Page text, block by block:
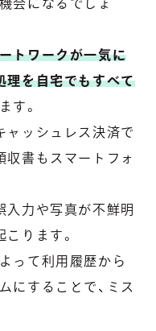
会になるでしょ
トワークが一気に
理を自宅でもすべて
す。
ャッシュレス決済で
収書もスマートフォ
入力や写真が不鮮明
ります。
って利用履歴から
にすることで、ミス